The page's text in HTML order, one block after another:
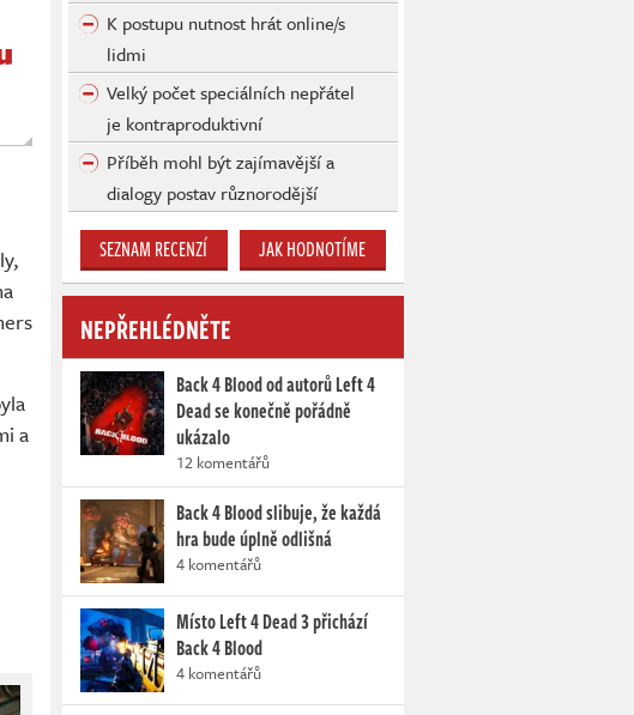
a
K postupu nutnost hrát online/s
lidmi
Velký počet speciálních nepřátel
je kontraproduktivní
Příběh mohl být zajímavější a
dialogy postav různorodější
SEZNAM RECENZÍ JAK HODNOTÍME
NEPŘEHLÉDNĚTE
Back 4 Blood od autorů Left 4
Dead se konečně pořádně
ukázalo
12 komentářů
Back 4 Blood slibuje, že každá
hra bude úplně odlišná
4 komentářů
Místo Left 4 Dead 3 přichází
Back 4 Blood
4 komentářů